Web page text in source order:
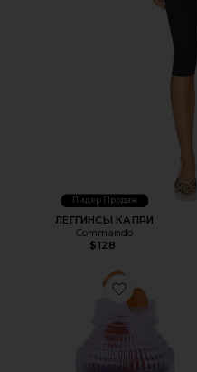
Лидер Продаж
ЛЕГГИНСЫ КАПРИ
Commando
$128
Favorite